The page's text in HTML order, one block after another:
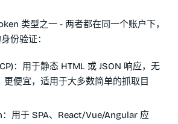
类型之一 - 两者都在同一个账户下，
份验证：
：用于静态 HTML 或 JSON 响应，无
更便宜，适用于大多数简单的抓取目
：用于 SPA、React/Vue/Angular 应